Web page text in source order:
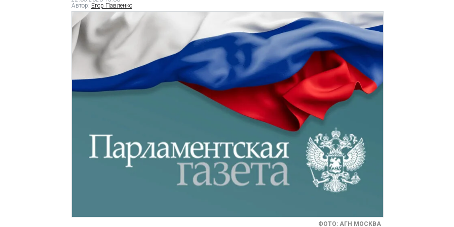
Автор: Егор Павленко
ФОТО: АГН МОСКВА